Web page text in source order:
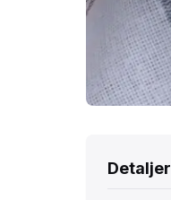
Detaljer